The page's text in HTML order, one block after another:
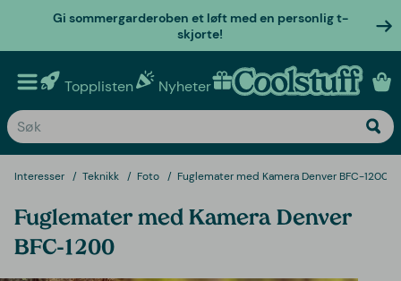
Gi sommergarderoben et løft med en personlig t-
skjorte!
Topplisten Nyheter Personlige gaver
Interesser Teknikk Foto Fuglemater med Kamera Denver BFC-1200
Fuglemater med Kamera Denver
BFC-1200